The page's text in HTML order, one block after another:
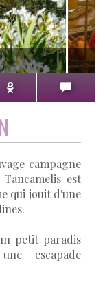
campagne
est
qui jouit d'une
petit paradis
escapade